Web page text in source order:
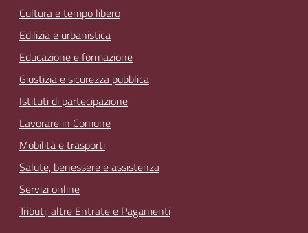
Cultura e tempo libero
Edilizia e urbanistica
Educazione e formazione
Giustizia e sicurezza pubblica
Istituti di partecipazione
Lavorare in Comune
Mobilità e trasporti
Salute, benessere e assistenza
Servizi online
Tributi, altre Entrate e Pagamenti